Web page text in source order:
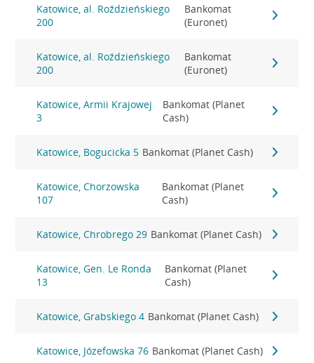
Katowice, al. Roździeńskiego
200
Bankomat
(Euronet)
Katowice, al. Roździeńskiego
200
Bankomat
(Euronet)
Katowice, Armii Krajowej
3
Bankomat (Planet
Cash)
Katowice, Bogucicka 5 Bankomat (Planet Cash)
Katowice, Chorzowska
107
Bankomat (Planet
Cash)
Katowice, Chrobrego 29 Bankomat (Planet Cash)
Katowice, Gen. Le Ronda
13
Bankomat (Planet
Cash)
Katowice, Grabskiego 4 Bankomat (Planet Cash)
Katowice, Józefowska 76 Bankomat (Planet Cash)